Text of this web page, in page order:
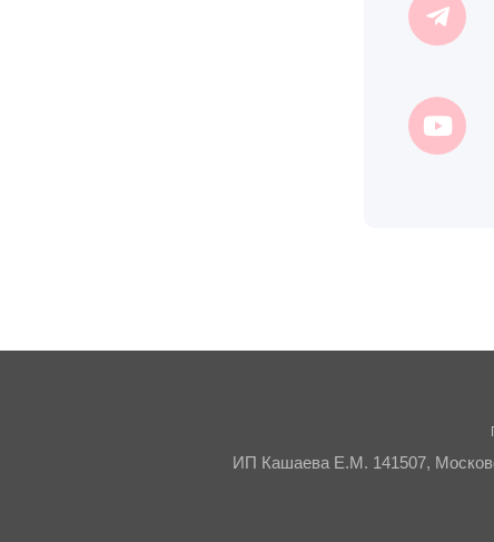
ИП Кашаева Е.М. 141507,